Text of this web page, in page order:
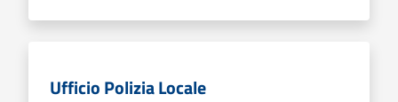
Ufficio Polizia Locale